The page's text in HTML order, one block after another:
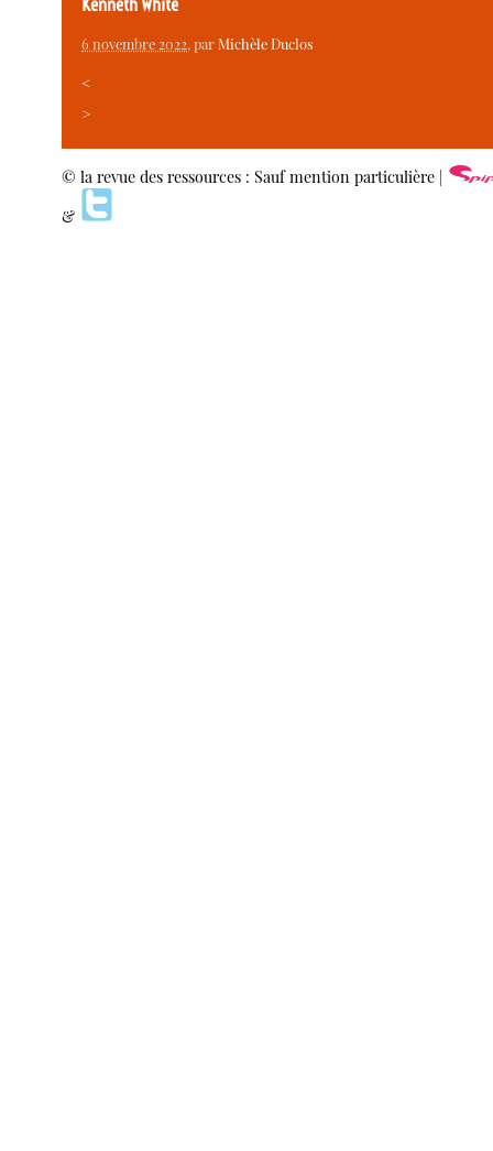
Kenneth White
6 novembre 2022, parMichèle Duclos
<
>
© la revue des ressources : Sauf mention particulière |
&